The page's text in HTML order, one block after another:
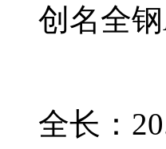
创名全
全长：